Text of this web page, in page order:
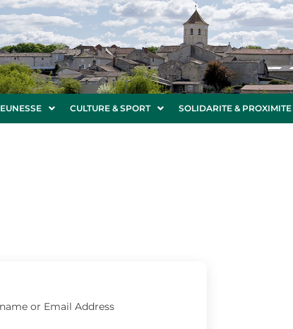
CULTURE & SPORT SOLIDARITE & PROXIMITE
or Email Address